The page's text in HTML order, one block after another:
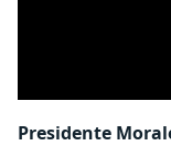
Presidente